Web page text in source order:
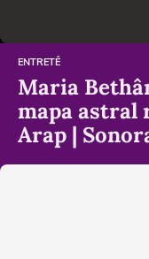
ENTRETÊ
Maria
mapa astral
Arap |